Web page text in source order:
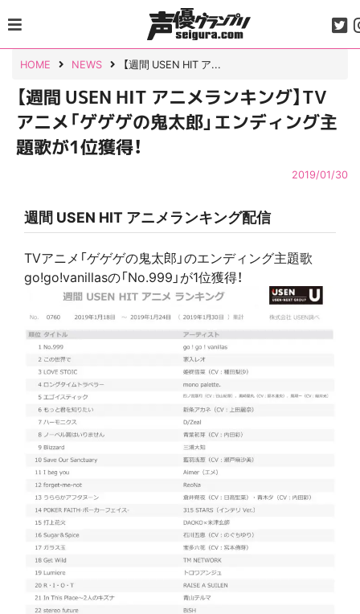
to
content
HOME NEWS 【週間 USEN HIT ア...
【週間 USEN HIT アニメランキング】TV
アニメ「ゲゲゲの鬼太郎」エンディング主
題歌が1位獲得！
2019/01/30
週間 USEN HIT アニメランキング配信
TVアニメ「ゲゲゲの鬼太郎」のエンディング主題歌
go!go!vanillasの「No.999」が1位獲得！